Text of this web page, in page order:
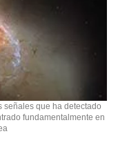
señales que ha detectado
fundamentalmente en